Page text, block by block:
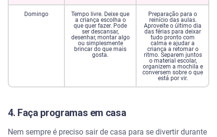
Domingo
Tempo livre. Deixe que
a criança escolha o
que quer fazer. Pode
ser descansar,
desenhar, montar algo
ou simplesmente
brincar do que mais
gosta.
Preparação para o
reinício das aulas.
Aproveite o último dia
das férias para deixar
tudo pronto com
calma e ajudar a
criança a retomar o
ritmo. Separem juntos
o material escolar,
organizem a mochila e
conversem sobre o que
está por vir.
4. Faça programas em casa
Nem sempre é preciso sair de casa para se divertir durante